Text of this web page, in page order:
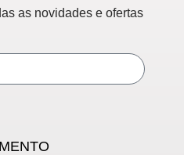
as novidades e ofertas